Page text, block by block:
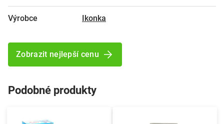
Výrobce Ikonka
Zobrazit nejlepší cenu
Podobné produkty